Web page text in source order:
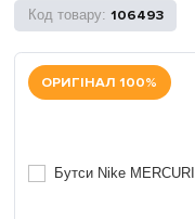
106493
ОРИГІНАЛ 100%